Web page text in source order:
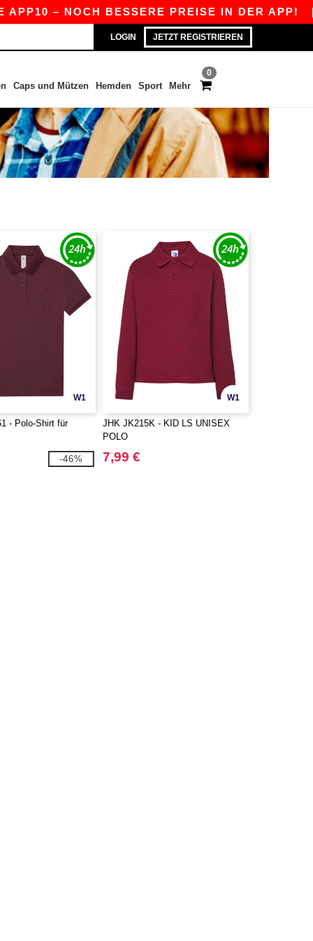
– NOCH BESSERE PREISE IN DER APP!|
LOGIN JETZT REGISTRIEREN
0
Caps und Mützen Hemden Sport Mehr
W1
- Polo-Shirt für
-46%
W1
JHK JK215K - KID LS UNISEX
POLO
7,99 €